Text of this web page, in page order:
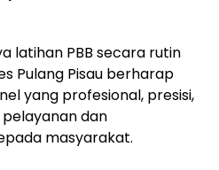
latihan PBB secara rutin
Pulang Pisau berharap
yang profesional, presisi,
dan
masyarakat.